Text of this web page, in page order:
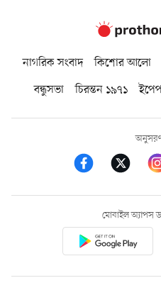
নাগরিক সংবাদ কিশোর আলো
বন্ধুসভা
চিরন্তন ১৯৭১
মোবাইল অ্যাপস